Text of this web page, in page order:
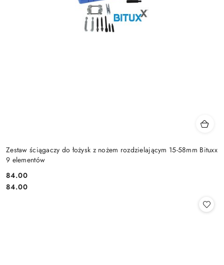
Zestaw ściągaczy do łożysk z nożem rozdzielającym 15-58mm Bituxx
9 elementów
Cena:
84.00
Cena:
84.00